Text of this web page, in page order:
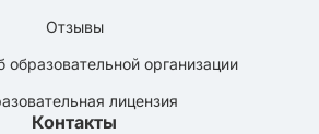
Отзывы
образовательной организации
лицензия
Контакты